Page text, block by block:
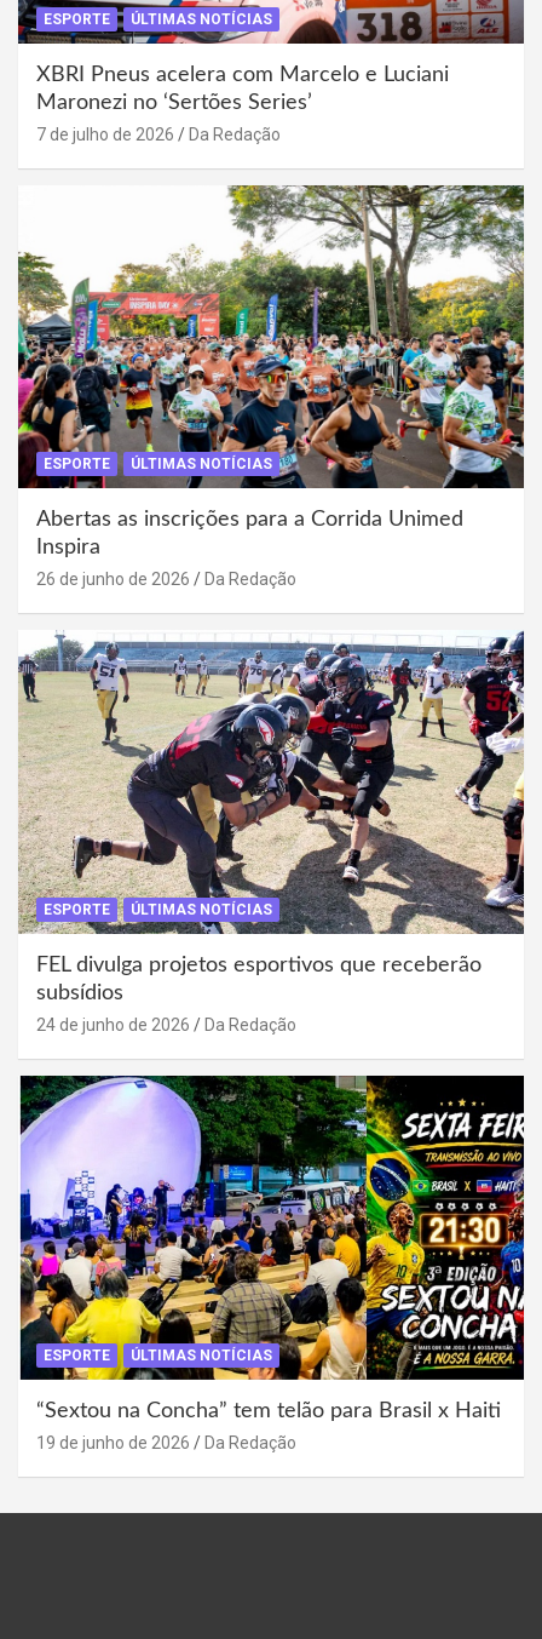
ESPORTE ÚLTIMAS NOTÍCIAS
XBRI Pneus acelera com Marcelo e Luciani
Maronezi no ‘Sertões Series’
7 de julho de 2026 Da Redação
ESPORTE ÚLTIMAS NOTÍCIAS
Abertas as inscrições para a Corrida Unimed
Inspira
26 de junho de 2026 Da Redação
ESPORTE ÚLTIMAS NOTÍCIAS
FEL divulga projetos esportivos que receberão
subsídios
24 de junho de 2026 Da Redação
ESPORTE ÚLTIMAS NOTÍCIAS
“Sextou na Concha” tem telão para Brasil x Haiti
19 de junho de 2026 Da Redação